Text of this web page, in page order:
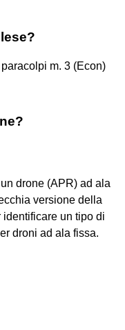
m. 3 (Econ)
drone (APR) ad ala
versione della
un tipo di
droni ad ala fissa.